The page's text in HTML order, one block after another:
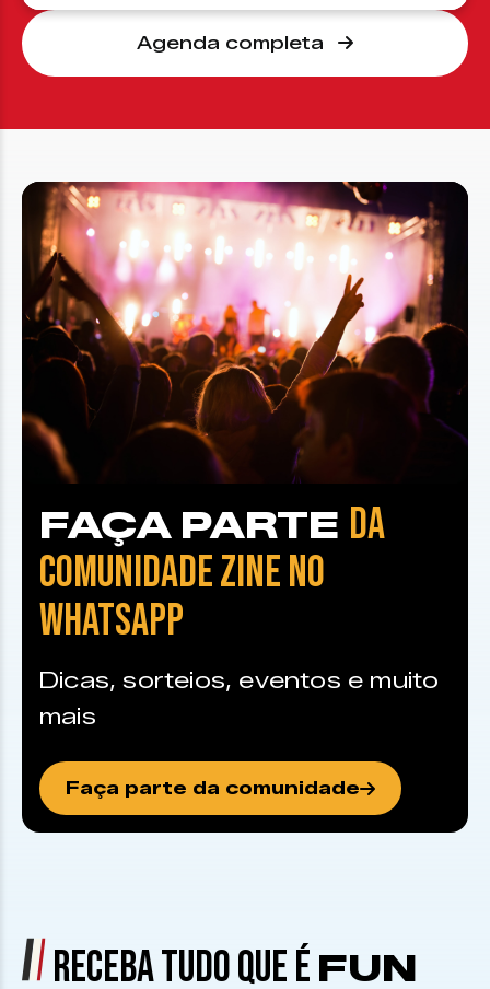
Agenda completa
FAÇA PARTE DA
COMUNIDADE ZINE NO
WHATSAPP
Dicas, sorteios, eventos e muito
mais
Faça parte da comunidade
RECEBA TUDO QUE É FUN